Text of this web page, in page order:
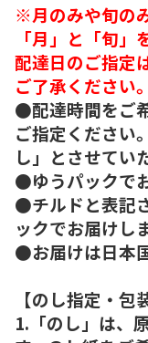
※月のみや旬の
「月」と「旬」
配達日のご指定
ご了承ください。
●配達時間をご
ご指定ください
し」とさせてい
●ゆうパックで
●チルドと表記
ックでお届けし
●お届けは日本
【のし指定・包
1.「のし」は、